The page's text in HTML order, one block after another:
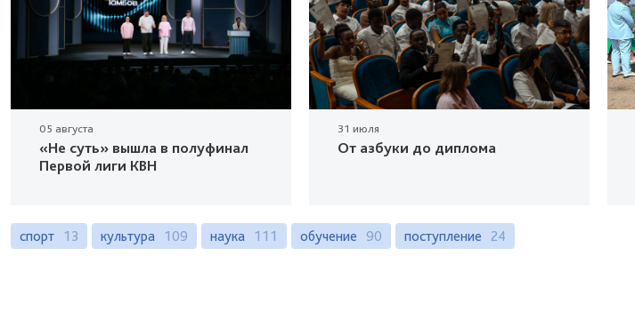
05 августа
«Не суть» вышла в полуфинал
Первой лиги КВН
31 июля
От азбуки до диплома
спорт 13 культура 109 наука 111 обучение 90 поступление 24